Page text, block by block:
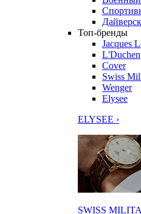
Топ-бренды
Jacques
L'Duchen
Cover
Swiss
Wenger
Elysee
ELYSEE ›
SWISS